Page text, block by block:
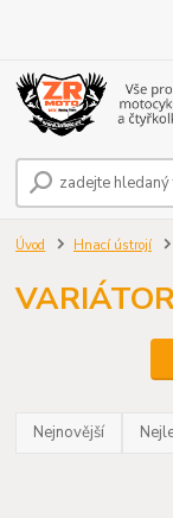
Úvod Hnací ústrojí
Nejnovější